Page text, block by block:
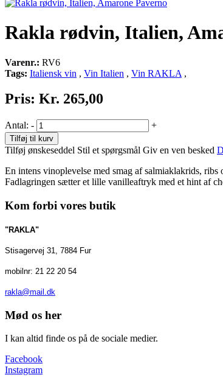
Rakla rødvin, Italien,
Varenr.: RV6
Tags: Italiensk vin , Vin Italien , Vin RAKLA ,
Pris: Kr. 265,00
Antal: - +
Tilføj til kurv
Tilføj ønskeseddel Stil et spørgsmål Giv en ven besked
En intens vinoplevelse med smag af salmiaklakrids,
Fadlagringen sætter et lille vanilleaftryk med et hint af
Kom forbi vores butik
"RAKLA"
Stisagervej 31, 7884 Fur
mobilnr: 21 22 20 54
rakla@mail.dk
Mød os her
I kan altid finde os på de sociale medier.
Facebook
Instagram